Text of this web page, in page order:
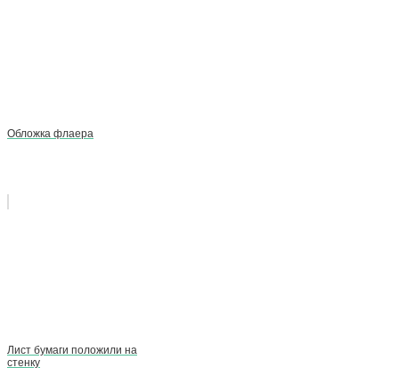
Обложка флаера
Лист бумаги положили на
стенку